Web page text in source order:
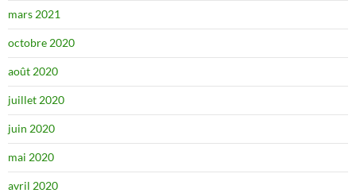
mars 2021
octobre 2020
août 2020
juillet 2020
juin 2020
mai 2020
avril 2020